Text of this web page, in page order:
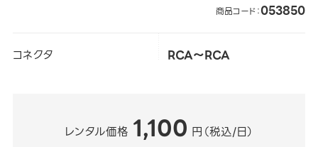
商品コード：053850
コネクタ RCA～RCA
レンタル価格 1,100 円（税込/日）